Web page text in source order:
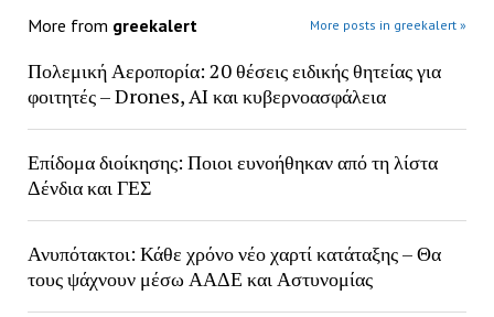
More from greekalert More posts in greekalert »
Πολεμική Αεροπορία: 20 θέσεις ειδικής θητείας για
φοιτητές – Drones, AI και κυβερνοασφάλεια
Επίδομα διοίκησης: Ποιοι ευνοήθηκαν από τη λίστα
Δένδια και ΓΕΣ
Ανυπότακτοι: Κάθε χρόνο νέο χαρτί κατάταξης – Θα
τους ψάχνουν μέσω ΑΑΔΕ και Αστυνομίας